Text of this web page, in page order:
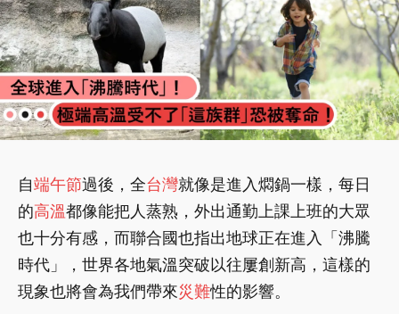
自端午節過後，全台灣就像是進入燜鍋一樣，每日
的高溫都像能把人蒸熟，外出通勤上課上班的大眾
也十分有感，而聯合國也指出地球正在進入「沸騰
時代」，世界各地氣溫突破以往屢創新高，這樣的
現象也將會為我們帶來災難性的影響。